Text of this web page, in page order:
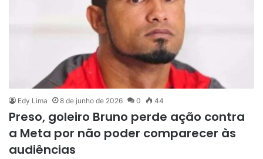
Edy Lima 8 de junho de 2026 0 44
Preso, goleiro Bruno perde ação contra
a Meta por não poder comparecer às
audiências